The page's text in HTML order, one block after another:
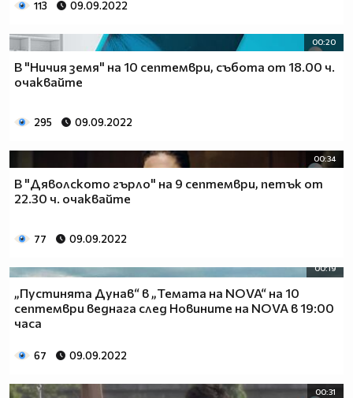
113 09.09.2022
00:20
В "Ничия земя" на 10 септември, събота от 18.00 ч.
очаквайте
295 09.09.2022
00:34
В "Дяволското гърло" на 9 септември, петък от
22.30 ч. очаквайте
77 09.09.2022
00:19
„Пустинята Дунав“ в „Темата на NOVA“ на 10
септември веднага след Новините на NOVA в 19:00
часа
67 09.09.2022
00:31